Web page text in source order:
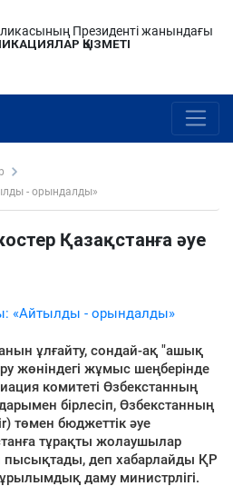
Президенті жанындағы
ҚЫЗМЕТІ
- орындалды»
Қазақстанға әуе
«Айтылды - орындалды»
ұлғайту, сондай-ақ "ашық
жөніндегі жұмыс шеңберінде
комитеті Өзбекстанның
бірлесіп, Өзбекстанның
төмен бюджеттік әуе
тұрақты жолаушылар
пысықтады, деп хабарлайды ҚР
даму министрлігі.